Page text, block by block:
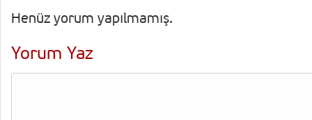
Henüz yorum yapılmamış.
Yorum Yaz